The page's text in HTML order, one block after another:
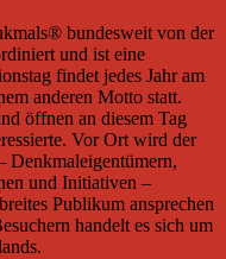
bundesweit von der
und ist eine
findet jedes Jahr am
anderen Motto statt.
öffnen an diesem Tag
Vor Ort wird der
Denkmaleigentümern,
und Initiativen –
Publikum ansprechen
handelt es sich um